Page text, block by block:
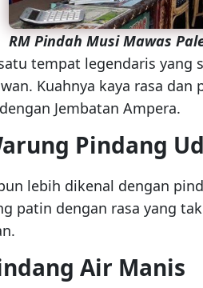
RM Pindah Musi Mawas
tempat legendaris yang
Kuahnya kaya rasa
Jembatan Ampera.
Pindang
lebih dikenal dengan
patin dengan rasa yang
Air Manis